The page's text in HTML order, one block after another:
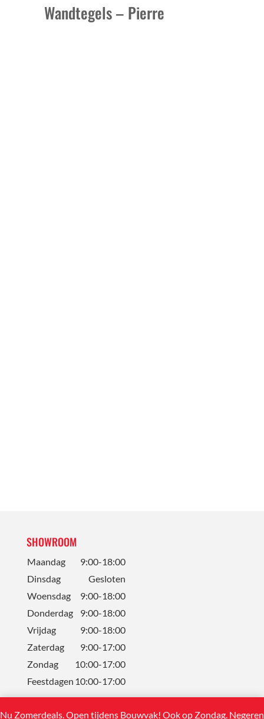
Nu Zomerdeals. Open tijdens Bouwvak! Ook op Zondag. Negeren
Wandtegels – Pierre
SHOWROOM
Maandag
9:00-18:00
Dinsdag
Gesloten
Woensdag
9:00-18:00
Donderdag
9:00-18:00
Vrijdag
9:00-18:00
Zaterdag
9:00-17:00
Zondag
10:00-17:00
Feestdagen 10:00-17:00